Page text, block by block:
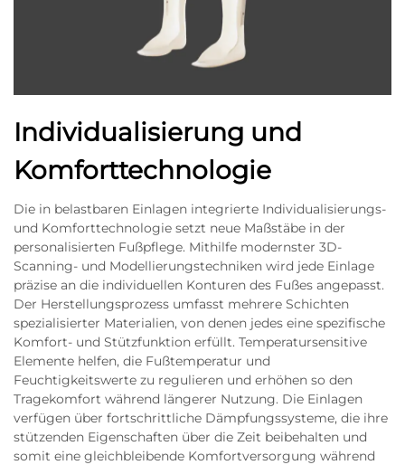
Individualisierung und
Komforttechnologie
Die in belastbaren Einlagen integrierte Individualisierungs-
und Komforttechnologie setzt neue Maßstäbe in der
personalisierten Fußpflege. Mithilfe modernster 3D-
Scanning- und Modellierungstechniken wird jede Einlage
präzise an die individuellen Konturen des Fußes angepasst.
Der Herstellungsprozess umfasst mehrere Schichten
spezialisierter Materialien, von denen jedes eine spezifische
Komfort- und Stützfunktion erfüllt. Temperatursensitive
Elemente helfen, die Fußtemperatur und
Feuchtigkeitswerte zu regulieren und erhöhen so den
Tragekomfort während längerer Nutzung. Die Einlagen
verfügen über fortschrittliche Dämpfungssysteme, die ihre
stützenden Eigenschaften über die Zeit beibehalten und
somit eine gleichbleibende Komfortversorgung während